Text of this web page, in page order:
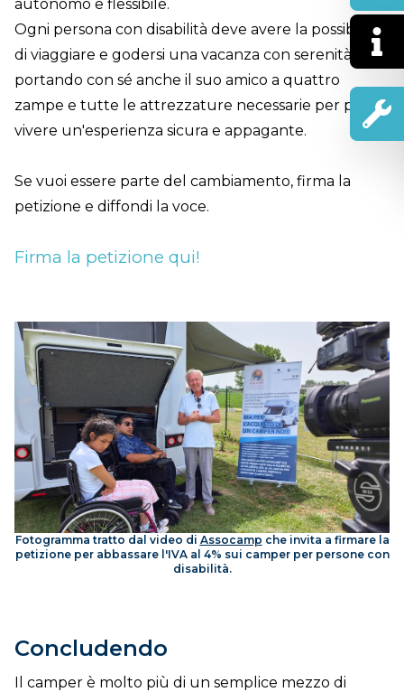
autonomo e flessibile.
Ogni persona con disabilità deve avere la possibilità
di viaggiare e godersi una vacanza con serenità,
portando con sé anche il suo amico a quattro
zampe e tutte le attrezzature necessarie per poter
vivere un'esperienza sicura e appagante.
Se vuoi essere parte del cambiamento, firma la
petizione e diffondi la voce.
Firma la petizione qui!
Fotogramma tratto dal video di Assocamp che invita a firmare la
petizione per abbassare l'IVA al 4% sui camper per persone con
disabilità.
Concludendo
Il camper è molto più di un semplice mezzo di